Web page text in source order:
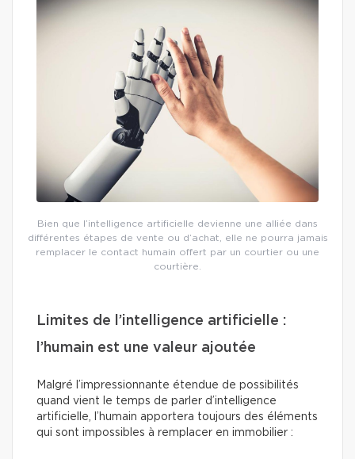
Bien que l’intelligence artificielle devienne une alliée dans
différentes étapes de vente ou d’achat, elle ne pourra jamais
remplacer le contact humain offert par un courtier ou une
courtière.
Limites de l’intelligence artificielle :
l’humain est une valeur ajoutée
Malgré l’impressionnante étendue de possibilités
quand vient le temps de parler d’intelligence
artificielle, l’humain apportera toujours des éléments
qui sont impossibles à remplacer en immobilier :